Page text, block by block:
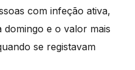
com infeção ativa,
domingo e o valor mais
se registavam